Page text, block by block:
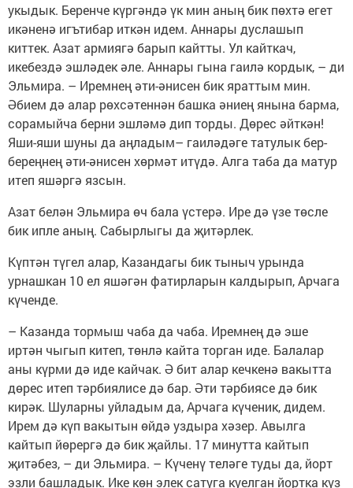
укыдык. Беренче күргәндә үк мин аның бик пөхтә егет
икәненә игътибар иткән идем. Аннары дуслашып
киттек. Азат армиягә барып кайтты. Ул кайткач,
икебездә эшләдек әле. Аннары гына гаилә кордык, – ди
Эльмира. – Иремнең әти-әнисен бик яраттым мин.
Әбием дә алар рөхсәтеннән башка әниең янына барма,
сорамыйча берни эшләмә дип торды. Дөрес әйткән!
Яши-яши шуны да аңладым– гаиләдәге татулык бер-
береңнең әти-әнисен хөрмәт итүдә. Алга таба да матур
итеп яшәргә язсын.
Азат белән Эльмира өч бала үстерә. Ире дә үзе төсле
бик ипле аның. Сабырлыгы да җитәрлек.
Күптән түгел алар, Казандагы бик тыныч урында
урнашкан 10 ел яшәгән фатирларын калдырып, Арчага
күченде.
– Казанда тормыш чаба да чаба. Иремнең дә эше
иртән чыгып китеп, төнлә кайта торган иде. Балалар
аны күрми дә иде кайчак. Ә бит алар кечкенә вакытта
дөрес итеп тәрбиялисе дә бар. Әти тәрбиясе дә бик
кирәк. Шуларны уйладым да, Арчага күченик, дидем.
Ирем дә күп вакытын өйдә уздыра хәзер. Авылга
кайтып йөрергә дә бик җайлы. 17 минутта кайтып
җитәбез, – ди Эльмира. – Күченү теләге туды да, йорт
эзли башладык. Ике көн элек сатуга куелган йортка күз